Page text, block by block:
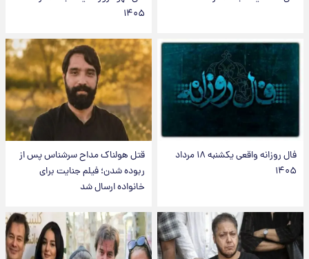
۱۴۰۵
فال روزانه واقعی یکشنبه ۱۸ مرداد
۱۴۰۵
قتل هولناک مداح سرشناس پس از
ربوده شدن؛ فیلم جنایت برای
خانواده ارسال شد